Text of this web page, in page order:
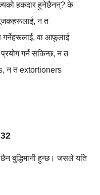
हकदार हुनेछैनन्? के
न त
वा आफूलाई
गर्न सकिन्छ, न त
न त extortioners
बुद्धिमानी हुन्छ। जसले यति